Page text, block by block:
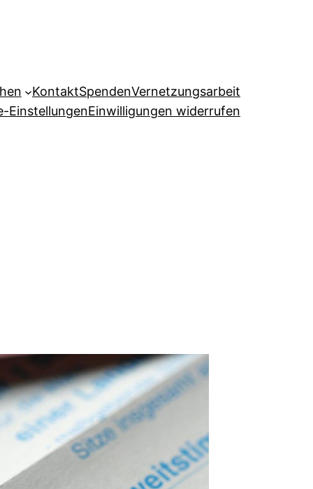
KontaktSpendenVernetzungsarbeit
EinstellungenEinwilligungen widerrufen